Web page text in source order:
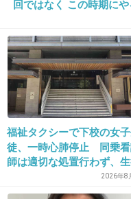
ファンは(ヲタは)
12. 匿名2013/05/06(月) 17:50:38
アイドルって売れ
回ではなく この時期に
福祉タクシーで下校の女
徒、一時心肺停止 同乗
師は適切な処置行わず、
2026年8